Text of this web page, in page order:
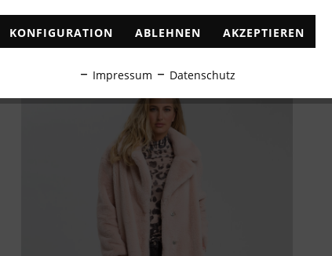
KONFIGURATION ABLEHNEN AKZEPTIEREN
Impressum Datenschutz